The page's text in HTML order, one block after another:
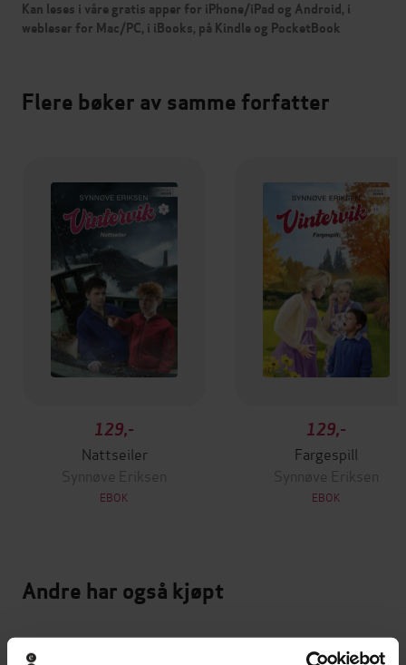
Kan leses i våre gratis apper for iPhone/iPad og Android, i
webleser for Mac/PC, i iBooks, på Kindle og PocketBook
Flere bøker av samme forfatter
129,-
Nattseiler
Synnøve Eriksen
EBOK
129,-
Fargespill
Synnøve Eriksen
EBOK
Andre har også kjøpt